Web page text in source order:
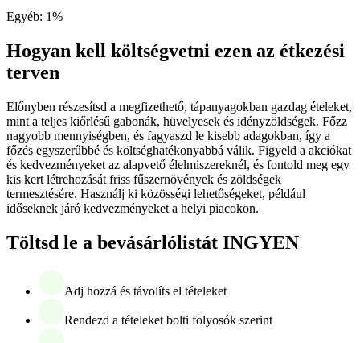
Egyéb: 1%
Hogyan kell költségvetni ezen az étkezési
terven
Előnyben részesítsd a megfizethető, tápanyagokban gazdag ételeket,
mint a teljes kiőrlésű gabonák, hüvelyesek és idényzöldségek. Főzz
nagyobb mennyiségben, és fagyaszd le kisebb adagokban, így a
főzés egyszerűbbé és költséghatékonyabbá válik. Figyeld a akciókat
és kedvezményeket az alapvető élelmiszereknél, és fontold meg egy
kis kert létrehozását friss fűszernövények és zöldségek
termesztésére. Használj ki közösségi lehetőségeket, például
időseknek járó kedvezményeket a helyi piacokon.
Töltsd le a bevásárlólistát INGYEN
Adj hozzá és távolíts el tételeket
Rendezd a tételeket bolti folyosók szerint